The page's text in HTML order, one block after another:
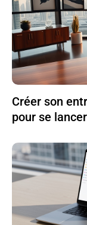
Créer son
pour se lancer